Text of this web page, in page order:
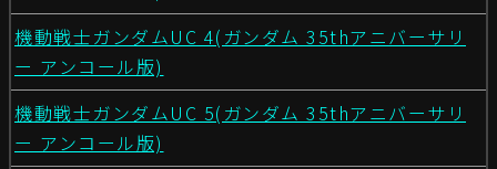
機動戦士ガンダムUC 4(ガンダム 35thアニバーサリ
ー アンコール版)
機動戦士ガンダムUC 5(ガンダム 35thアニバーサリ
ー アンコール版)